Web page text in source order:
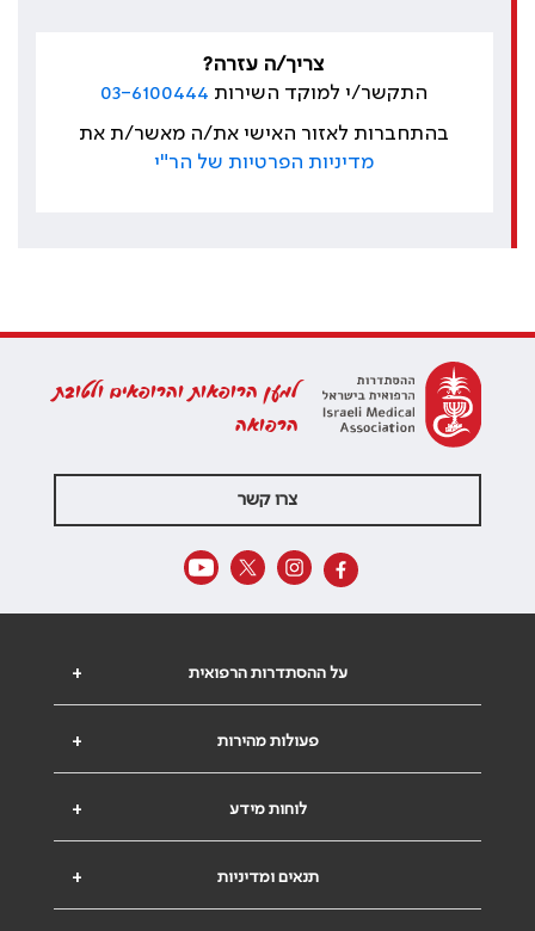
צריך/ה עזרה?
התקשר/י למוקד השירות 03-6100444
בהתחברות לאזור האישי את/ה מאשר/ת את
מדיניות הפרטיות של הר"י
למען הרופאות והרופאים ולטובת
הרפואה
צרו קשר
+ על ההסתדרות הרפואית
+ פעולות מהירות
+ לוחות מידע
+ תנאים ומדיניות